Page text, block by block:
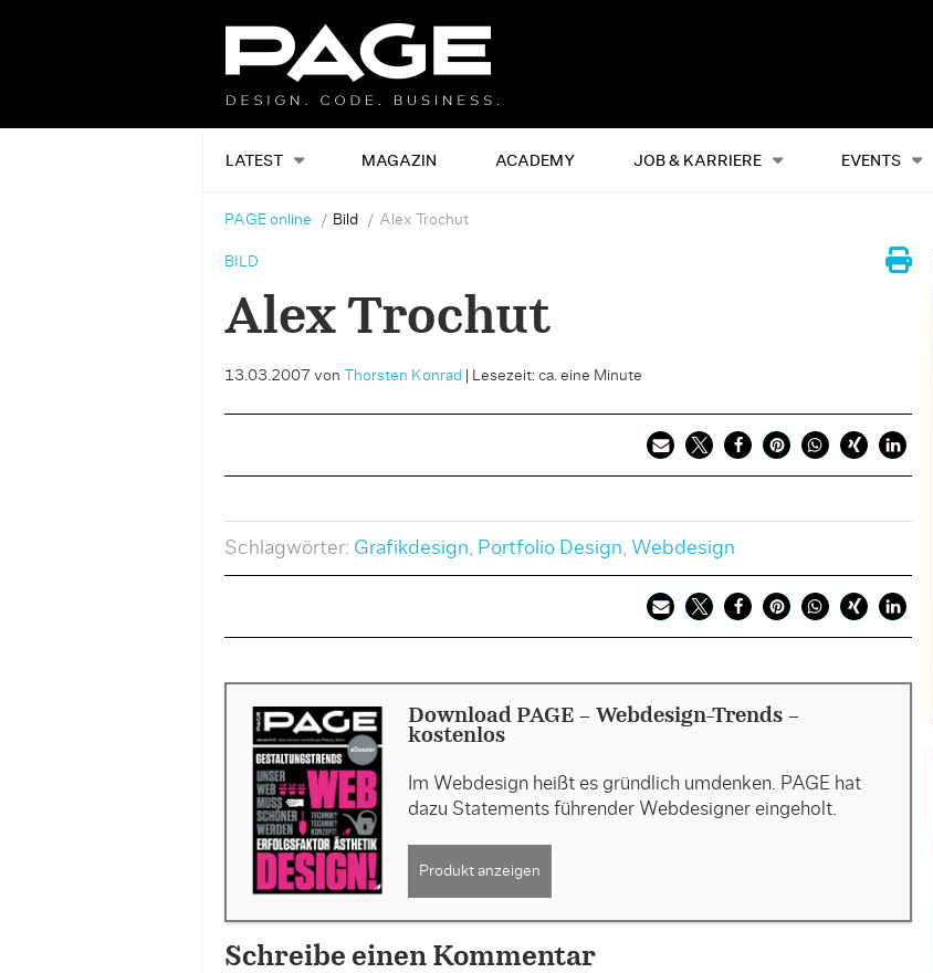
LATEST MAGAZIN ACADEMY JOB & KARRIERE EVENTS
Alles Events
PAGE online Bild Alex Trochut
BILD
Alex Trochut
13.03.2007 von Thorsten Konrad Lesezeit: ca. eine Minute
Schlagwörter: Grafikdesign, Portfolio Design, Webdesign
Download PAGE - Webdesign-Trends -
kostenlos
Im Webdesign heißt es gründlich umdenken. PAGE hat
dazu Statements führender Webdesigner eingeholt.
Produkt anzeigen
Schreibe einen Kommentar